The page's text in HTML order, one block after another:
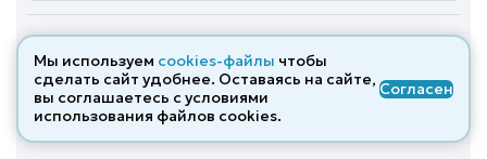
ПОЛНЫЙ ТЕКСТ Все похожие дела→
Решение по делу № 2-777/2023 от 27.02.2023
Гражданское Удовлетворено
Мы используем cookies-файлы чтобы
сделать сайт удобнее. Оставаясь на сайте,
вы соглашаетесь с условиями
использования файлов cооkies.
Согласен